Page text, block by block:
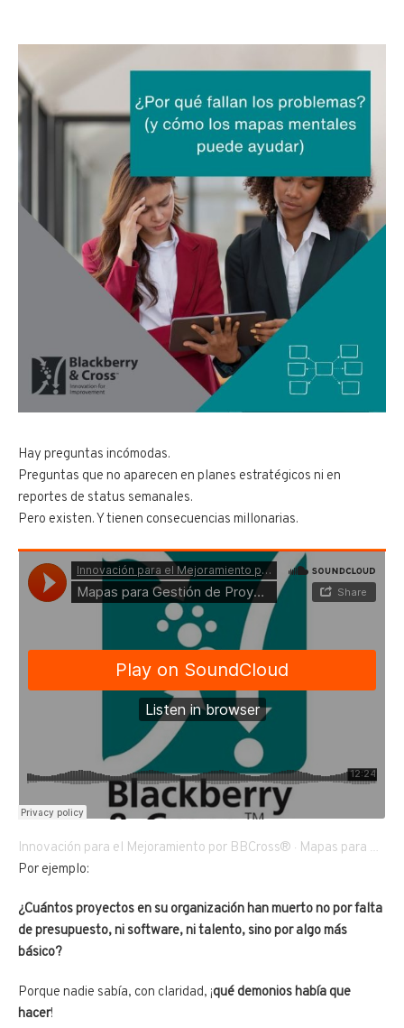
Hay preguntas incómodas.
Preguntas que no aparecen en planes estratégicos ni en
reportes de status semanales.
Pero existen. Y tienen consecuencias millonarias.
Innovación para el Mejoramiento por BBCross® · Mapas para Gestión de Proyectos – La herramienta ideal de visualización
Por ejemplo:
¿Cuántos proyectos en su organización han muerto no por falta
de presupuesto, ni software, ni talento, sino por algo más
básico?
Porque nadie sabía, con claridad, ¡qué demonios había que
hacer!